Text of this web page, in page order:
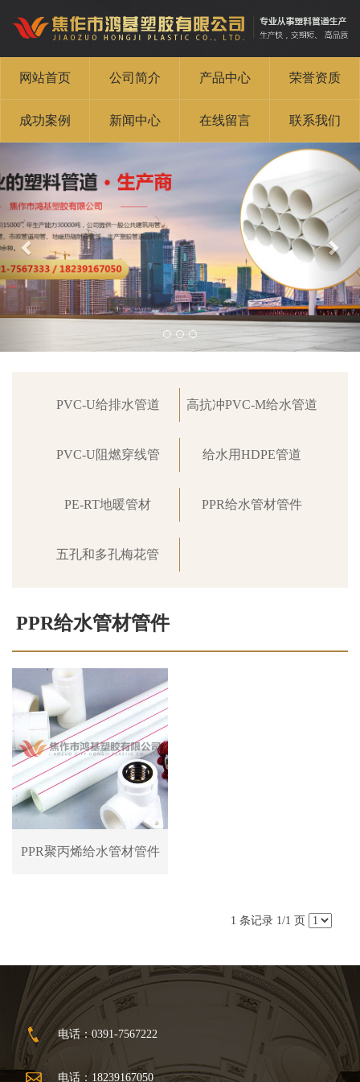
网站首页 公司简介 产品中心 荣誉资质
成功案例 新闻中心 在线留言 联系我们
PVC-U给排水管道 高抗冲PVC-M给水管道
PVC-U阻燃穿线管 给水用HDPE管道
PE-RT地暖管材 PPR给水管材管件
五孔和多孔梅花管
PPR给水管材管件
首页
PPR聚丙烯给水管材管件
1 条记录 1/1 页
电话：0391-7567222
电话：18239167050